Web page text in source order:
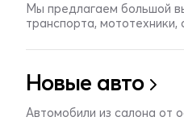
Мы предлагаем большой
транспорта, мототехники,
Новые авто
Автомобили из салона от